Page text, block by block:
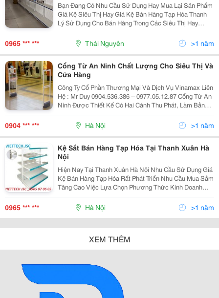
Bạn Đang Có Nhu Cầu Sử Dụng Hay Mua Lại Sản Phẩm
Giá Kệ Siêu Thị Hay Giá Kệ Bán Hàng Tạp Hóa Thanh
Lý Sử Dụng Cho Bán Hàng Trong Các Siêu Thị Hay
Trong Các Cửa Hàng Tạp Hóa Với Việc Giảm Thiểu Tối
Đa Cho Phí Đầu Tư Ban Đầu Cho Việc Bán Hàng Thì Vi
0965 *** *** Thái Nguyên >1 năm
Cổng Từ An Ninh Chất Lượng Cho Siêu Thị Và
Cửa Hàng
Công Ty Cổ Phần Thương Mại Và Dịch Vụ Vinamax Liên
Hệ : Mr Duy 0904.536.386 -- 0977.05.12.87 Cổng Từ An
Ninh Được Thiết Kế Có Hai Cánh Thu Phát, Làm Bằng
Nhựa Tổng Hợp, Mẫu Mã Đơn Giản, Dễ Lắp Đặt Và Sử
0904 *** *** Hà Nội >1 năm
Kệ Sắt Bán Hàng Tạp Hóa Tại Thanh Xuân Hà
Nội
Hiện Nay Tại Thanh Xuân Hà Nội Nhu Cầu Sử Dụng Giá
Kệ Bán Hàng Tạp Hóa Rất Phát Triển Nhu Cầu Mua Sắm
Tăng Cao Việc Lựa Chọn Phương Thức Kinh Doanh
Bán Hàng Tạp Hóa Là Rất Hợp Lý Bạn Có Nhu Cầu Mở
Của Hàng Tạp Hóa ,Siêu Thị ,Của Hàng Tự Chọn Bạ
0965 *** *** Hà Nội >1 năm
XEM THÊM